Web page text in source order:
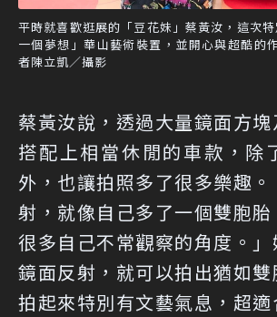
平時就喜歡逛展的「豆花妹」蔡黃汝，這次
一個夢想」華山藝術裝置，並開心與超酷的
者陳立凱／攝影
蔡黃汝說，透過大量鏡面方塊
搭配上相當休閒的車款，除
外，也讓拍照多了很多樂趣
射，就像自己多了一個雙胞
很多自己不常觀察的角度。
鏡面反射，就可以拍出猶如雙
拍起來特別有文藝氣息，超